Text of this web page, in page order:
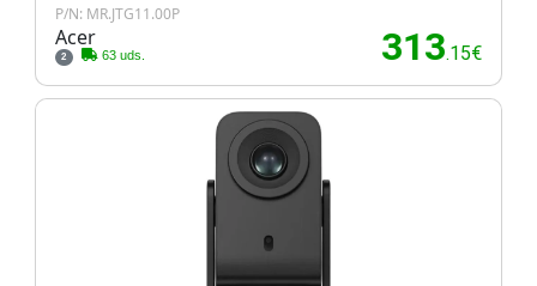
P/N: MR.JTG11.00P
Acer
2 63 uds. 313.15€